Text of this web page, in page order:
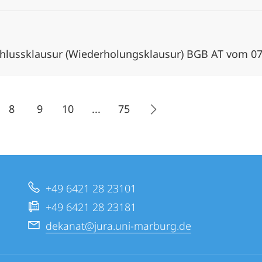
(Wiederholungsklausur) BGB AT vom
8 9 10 ... 75
+49 6421 28 23101
+49 6421 28 23181
dekanat@jura.uni-marburg.de